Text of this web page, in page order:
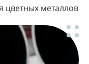
цветных металлов